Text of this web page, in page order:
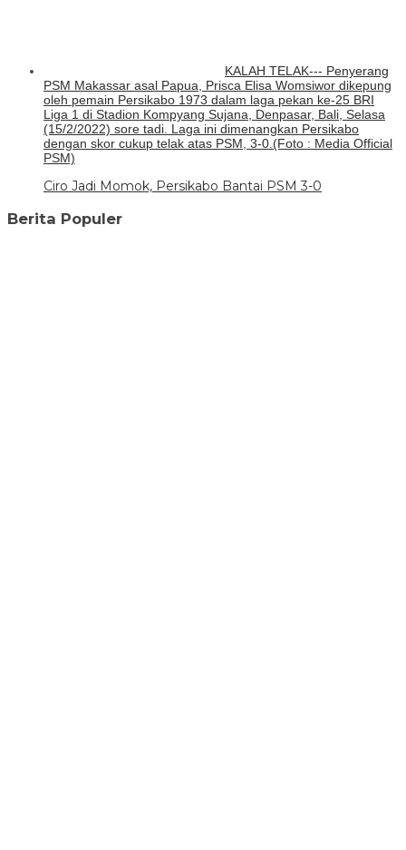
KALAH TELAK--- Penyerang
PSM Makassar asal Papua, Prisca Elisa Womsiwor dikepung
oleh pemain Persikabo 1973 dalam laga pekan ke-25 BRI
Liga 1 di Stadion Kompyang Sujana, Denpasar, Bali, Selasa
(15/2/2022) sore tadi. Laga ini dimenangkan Persikabo
dengan skor cukup telak atas PSM, 3-0.(Foto : Media Official
PSM)
Ciro Jadi Momok, Persikabo Bantai PSM 3-0
Berita Populer